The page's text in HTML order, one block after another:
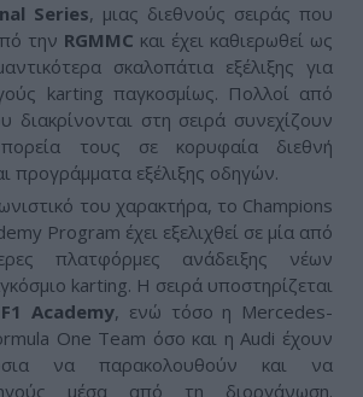
Series, μιας διεθνούς σειράς που
την RGMMC και έχει καθιερωθεί ως
σκαλοπάτια εξέλιξης για
karting παγκοσμίως. Πολλοί από
διακρίνονται στη σειρά συνεχίζουν
τους σε κορυφαία διεθνή
προγράμματα εξέλιξης οδηγών.
του χαρακτήρα, το Champions
Program έχει εξελιχθεί σε μία από
πλατφόρμες ανάδειξης νέων
karting. Η σειρά υποστηρίζεται
F1 Academy, ενώ τόσο η Mercedes-
One Team όσο και η Audi έχουν
να παρακολουθούν και να
μέσα από τη διοργάνωση.